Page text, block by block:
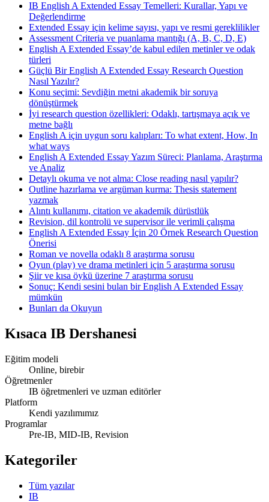
IB English A Extended Essay Temelleri: Kurallar, Yapı ve
Değerlendirme
Extended Essay için kelime sayısı, yapı ve resmi gereklilikler
Assessment Criteria ve puanlama mantığı (A, B, C, D, E)
English A Extended Essay’de kabul edilen metinler ve odak
türleri
Güçlü Bir English A Extended Essay Research Question
Nasıl Yazılır?
Konu seçimi: Sevdiğin metni akademik bir soruya
dönüştürmek
İyi research question özellikleri: Odaklı, tartışmaya açık ve
metne bağlı
English A için uygun soru kalıpları: To what extent, How, In
what ways
English A Extended Essay Yazım Süreci: Planlama, Araştırma
ve Analiz
Detaylı okuma ve not alma: Close reading nasıl yapılır?
Outline hazırlama ve argüman kurma: Thesis statement
yazmak
Alıntı kullanımı, citation ve akademik dürüstlük
Revision, dil kontrolü ve supervisor ile verimli çalışma
English A Extended Essay İçin 20 Örnek Research Question
Önerisi
Roman ve novella odaklı 8 araştırma sorusu
Oyun (play) ve drama metinleri için 5 araştırma sorusu
Şiir ve kısa öykü üzerine 7 araştırma sorusu
Sonuç: Kendi sesini bulan bir English A Extended Essay
mümkün
Bunları da Okuyun
Kısaca IB Dershanesi
Eğitim modeli
Online, birebir
Öğretmenler
IB öğretmenleri ve uzman editörler
Platform
Kendi yazılımımız
Programlar
Pre-IB, MID-IB, Revision
Kategoriler
Tüm yazılar
IB